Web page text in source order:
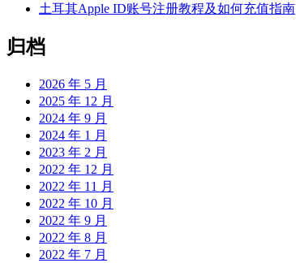
土耳其Apple ID账号注册教程及如何充值指南
归档
2026 年 5 月
2025 年 12 月
2024 年 9 月
2024 年 1 月
2023 年 2 月
2022 年 12 月
2022 年 11 月
2022 年 10 月
2022 年 9 月
2022 年 8 月
2022 年 7 月